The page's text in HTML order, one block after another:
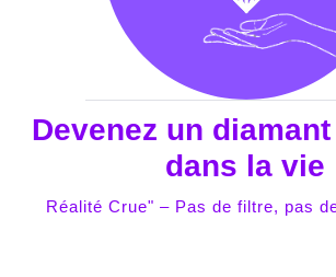
Devenez un
dans la vie
Réalité Crue" – Pas de filtre, pas